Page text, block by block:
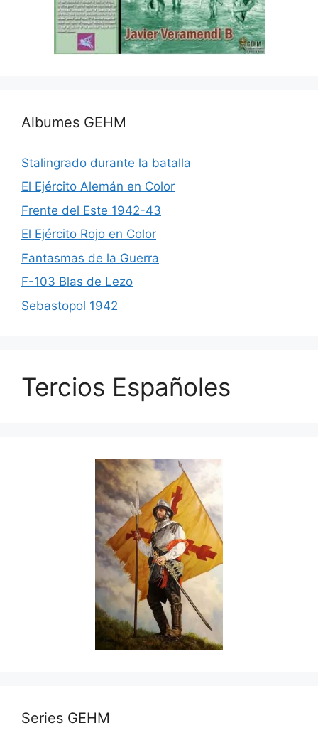
Albumes GEHM
Stalingrado durante la batalla
El Ejército Alemán en Color
Frente del Este 1942-43
El Ejército Rojo en Color
Fantasmas de la Guerra
F-103 Blas de Lezo
Sebastopol 1942
Tercios Españoles
Series GEHM